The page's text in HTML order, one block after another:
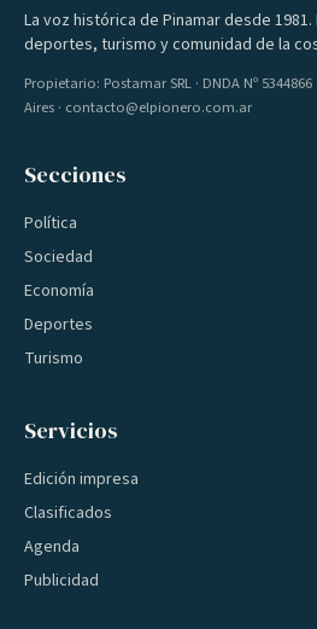
La voz histórica de Pinamar desde
deportes, turismo y comunidad de la
Propietario: Postamar SRL · DNDA Nº
Aires · contacto@elpionero.com.ar
Secciones
Política
Sociedad
Economía
Deportes
Turismo
Servicios
Edición impresa
Clasificados
Agenda
Publicidad